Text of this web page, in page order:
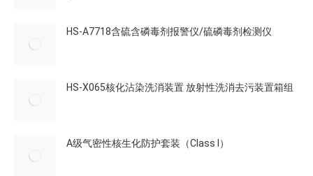
HS-A7718含硫含磷毒剂报警仪/硫磷毒剂检测仪
HS-X065核化沾染洗消装置 放射性洗消去污装置箱组
A级气密性核生化防护套装（Class I）